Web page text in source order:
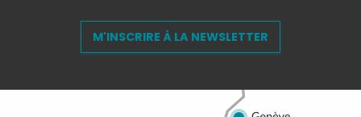
M'INSCRIRE À LA NEWSLETTER